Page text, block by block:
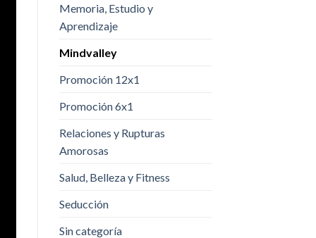
Memoria, Estudio y
Aprendizaje
Mindvalley
Promoción 12x1
Promoción 6x1
Relaciones y Rupturas
Amorosas
Salud, Belleza y Fitness
Seducción
Sin categoría